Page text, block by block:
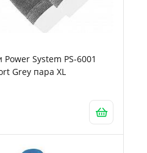
Power System PS-6001
Grey пара XL